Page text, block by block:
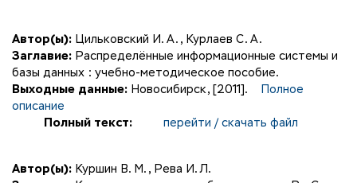
Автор(ы): Цильковский И. А. , Курлаев С. А.
Заглавие: Распределённые информационные системы и
базы данных : учебно-методическое пособие.
Выходные данные: Новосибирск, [2011].
Полное
описание
Полный текст:
перейти / скачать файл
Автор(ы): Куршин В. М. , Рева И. Л.